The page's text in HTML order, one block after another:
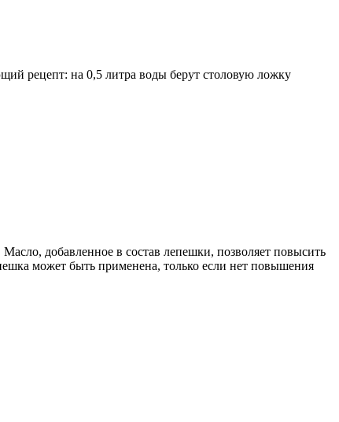
рецепт: на 0,5 литра воды берут столовую ложку
добавленное в состав лепешки, позволяет повысить
может быть применена, только если нет повышения